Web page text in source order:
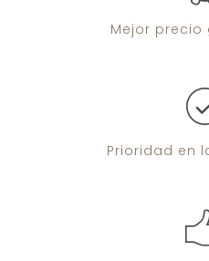
Mejor precio
Prioridad en